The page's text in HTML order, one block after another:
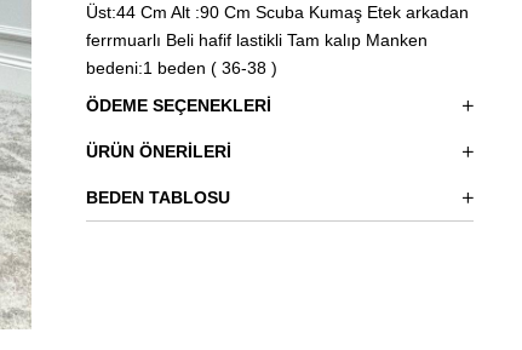
Üst:44 Cm Alt :90 Cm Scuba Kumaş Etek arkadan
ferrmuarlı Beli hafif lastikli Tam kalıp Manken
bedeni:1 beden ( 36-38 )
ÖDEME SEÇENEKLERI
ÜRÜN ÖNERILERI
BEDEN TABLOSU